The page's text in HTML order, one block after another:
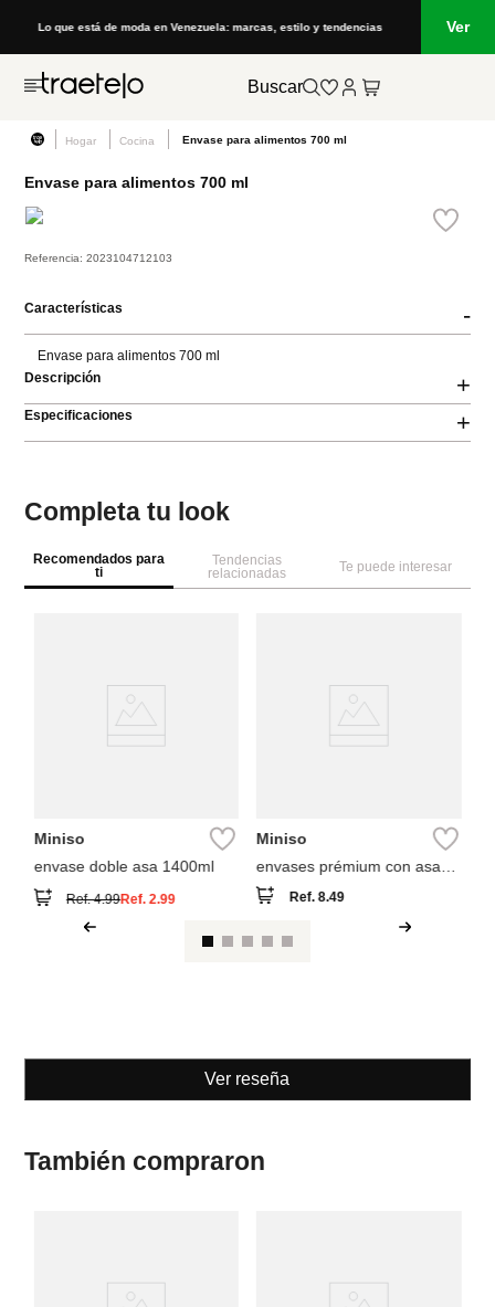
Lo que está de moda en Venezuela: marcas, estilo y tendencias Ver
Buscar
Hogar Cocina Envase para alimentos 700 ml
Envase para alimentos 700 ml
Referencia:2023104712103
Características -
Envase para alimentos 700 ml
Descripción
+
Especificaciones +
Completa tu look
Recomendados para
ti
Tendencias
relacionadas
Te puede interesar
Miniso
envase doble asa 1400ml
Ref.4.99Ref.2.99
Miniso
envases prémium con asas
1650 ml
Ref.8.49
Ver reseña
También compraron